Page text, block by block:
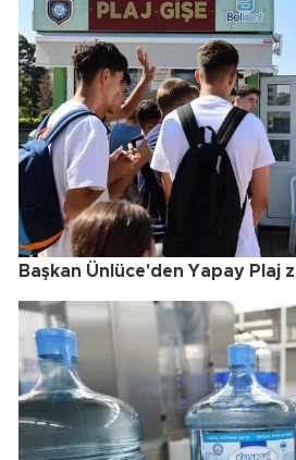
Başkan Ünlüce'den Yapay Plaj